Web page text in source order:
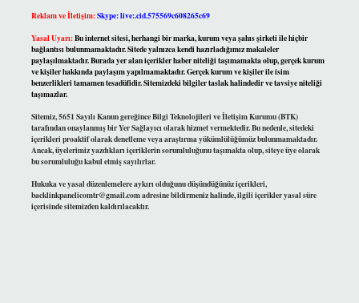
Reklam ve İletişim:Skype: live:.cid.575569c608265c69
Yasal Uyarı:Bu internet sitesi, herhangi bir marka, kurum veya şahıs şirketi ile hiçbir
bağlantısı bulunmamaktadır. Sitede yalnızca kendi hazırladığımız makaleler
paylaşılmaktadır. Burada yer alan içerikler haber niteliği taşımamakta olup, gerçek kurum
ve kişiler hakkında paylaşım yapılmamaktadır. Gerçek kurum ve kişiler ile isim
benzerlikleri tamamen tesadüfidir. Sitemizdeki bilgiler taslak halindedir ve tavsiye niteliği
taşımazlar.
Sitemiz, 5651 Sayılı Kanun gereğince Bilgi Teknolojileri ve İletişim Kurumu (BTK)
tarafından onaylanmış bir Yer Sağlayıcı olarak hizmet vermektedir. Bu nedenle, sitedeki
içerikleri proaktif olarak denetleme veya araştırma yükümlülüğümüz bulunmamaktadır.
Ancak, üyelerimiz yazdıkları içeriklerin sorumluluğunu taşımakta olup, siteye üye olarak
bu sorumluluğu kabul etmiş sayılırlar.
Hukuka ve yasal düzenlemelere aykırı olduğunu düşündüğünüz içerikleri,
backlinkpanelicomtr@gmail.comadresine bildirmeniz halinde, ilgili içerikler yasal süre
içerisinde sitemizden kaldırılacaktır.